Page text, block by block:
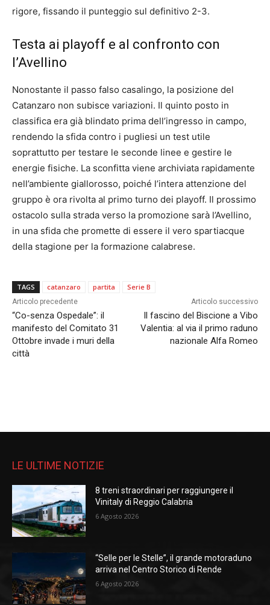
rigore, fissando il punteggio sul definitivo 2-3.
Testa ai playoff e al confronto con
l’Avellino
Nonostante il passo falso casalingo, la posizione del
Catanzaro non subisce variazioni. Il quinto posto in
classifica era già blindato prima dell’ingresso in campo,
rendendo la sfida contro i pugliesi un test utile
soprattutto per testare le seconde linee e gestire le
energie fisiche. La sconfitta viene archiviata rapidamente
nell’ambiente giallorosso, poiché l’intera attenzione del
gruppo è ora rivolta al primo turno dei playoff. Il prossimo
ostacolo sulla strada verso la promozione sarà l’Avellino,
in una sfida che promette di essere il vero spartiacque
della stagione per la formazione calabrese.
TAGS catanzaro partita Serie B
Articolo precedente
“Co-senza Ospedale”: il
manifesto del Comitato 31
Ottobre invade i muri della
città
Articolo successivo
Il fascino del Biscione a Vibo
Valentia: al via il primo raduno
nazionale Alfa Romeo
LE ULTIME NOTIZIE
8 treni straordinari per raggiungere il
Vinitaly di Reggio Calabria
6 Agosto 2026
“Selle per le Stelle”, il grande motoraduno
arriva nel Centro Storico di Rende
6 Agosto 2026